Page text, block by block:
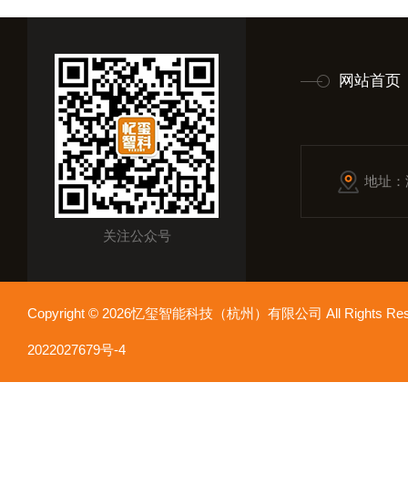
关注公众号
网站首页
地址：
Copyright © 2026忆玺智能科技（杭州）有限公司 All Rights
2022027679号-4